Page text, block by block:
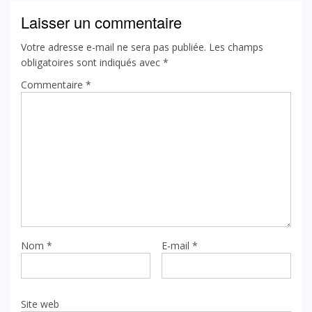
Laisser un commentaire
Votre adresse e-mail ne sera pas publiée. Les champs
obligatoires sont indiqués avec *
Commentaire *
Nom * E-mail *
Site web